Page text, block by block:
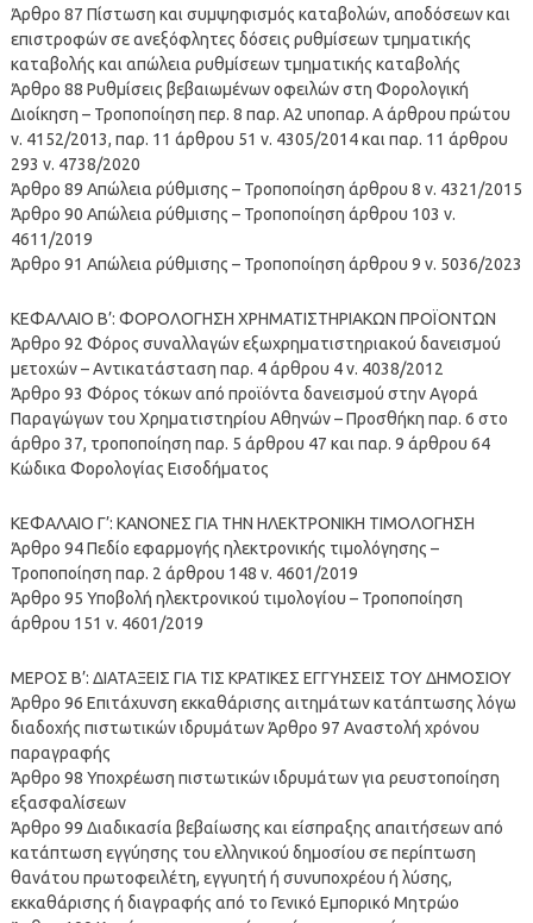
Άρθρο 87 Πίστωση και συμψηφισμός καταβολών, αποδόσεων και
επιστροφών σε ανεξόφλητες δόσεις ρυθμίσεων τμηματικής
καταβολής και απώλεια ρυθμίσεων τμηματικής καταβολής
Άρθρο 88 Ρυθμίσεις βεβαιωμένων οφειλών στη Φορολογική
Διοίκηση – Τροποποίηση περ. 8 παρ. Α2 υποπαρ. Α άρθρου πρώτου
ν. 4152/2013, παρ. 11 άρθρου 51 ν. 4305/2014 και παρ. 11 άρθρου
293 ν. 4738/2020
Άρθρο 89 Απώλεια ρύθμισης – Τροποποίηση άρθρου 8 ν. 4321/2015
Άρθρο 90 Απώλεια ρύθμισης – Τροποποίηση άρθρου 103 ν.
4611/2019
Άρθρο 91 Απώλεια ρύθμισης – Τροποποίηση άρθρου 9 ν. 5036/2023
ΚΕΦΑΛΑΙΟ Β’: ΦΟΡΟΛΟΓΗΣΗ ΧΡΗΜΑΤΙΣΤΗΡΙΑΚΩΝ ΠΡΟΪΟΝΤΩΝ
Άρθρο 92 Φόρος συναλλαγών εξωχρηματιστηριακού δανεισμού
μετοχών – Αντικατάσταση παρ. 4 άρθρου 4 ν. 4038/2012
Άρθρο 93 Φόρος τόκων από προϊόντα δανεισμού στην Αγορά
Παραγώγων του Χρηματιστηρίου Αθηνών – Προσθήκη παρ. 6 στο
άρθρο 37, τροποποίηση παρ. 5 άρθρου 47 και παρ. 9 άρθρου 64
Κώδικα Φορολογίας Εισοδήματος
ΚΕΦΑΛΑΙΟ Γ’: ΚΑΝΟΝΕΣ ΓΙΑ ΤΗΝ ΗΛΕΚΤΡΟΝΙΚΗ ΤΙΜΟΛΟΓΗΣΗ
Άρθρο 94 Πεδίο εφαρμογής ηλεκτρονικής τιμολόγησης –
Τροποποίηση παρ. 2 άρθρου 148 ν. 4601/2019
Άρθρο 95 Υποβολή ηλεκτρονικού τιμολογίου – Τροποποίηση
άρθρου 151 ν. 4601/2019
ΜΕΡΟΣ Β’: ΔΙΑΤΑΞΕΙΣ ΓΙΑ ΤΙΣ ΚΡΑΤΙΚΕΣ ΕΓΓΥΗΣΕΙΣ ΤΟΥ ΔΗΜΟΣΙΟΥ
Άρθρο 96 Επιτάχυνση εκκαθάρισης αιτημάτων κατάπτωσης λόγω
διαδοχής πιστωτικών ιδρυμάτων Άρθρο 97 Αναστολή χρόνου
παραγραφής
Άρθρο 98 Υποχρέωση πιστωτικών ιδρυμάτων για ρευστοποίηση
εξασφαλίσεων
Άρθρο 99 Διαδικασία βεβαίωσης και είσπραξης απαιτήσεων από
κατάπτωση εγγύησης του ελληνικού δημοσίου σε περίπτωση
θανάτου πρωτοφειλέτη, εγγυητή ή συνυποχρέου ή λύσης,
εκκαθάρισης ή διαγραφής από το Γενικό Εμπορικό Μητρώο